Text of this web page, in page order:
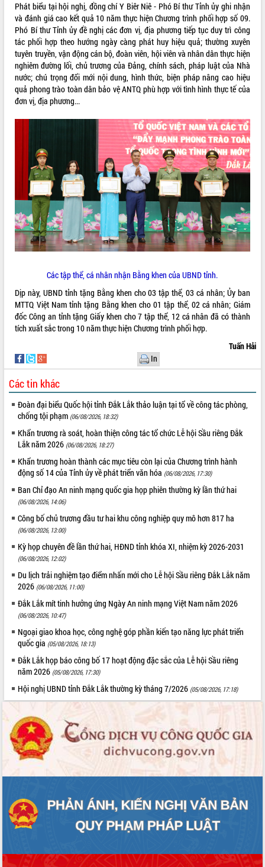
Phát biểu tại hội nghị, đồng chí Y Biêr Niê - Phó Bí thư Tỉnh ủy ghi nhận
và đánh giá cao kết quả 10 năm thực hiện Chương trình phối hợp số 09.
Phó Bí thư Tỉnh ủy đề nghị các đơn vị, địa phương tiếp tục duy trì công
tác phối hợp theo hướng ngày càng phát huy hiệu quả; thường xuyên
tuyên truyền, vận động cán bộ, đoàn viên, hội viên và nhân dân thực hiện
nghiêm đường lối, chủ trương của Đảng, chính sách, pháp luật của Nhà
nước; chú trọng đổi mới nội dung, hình thức, biện pháp nâng cao hiệu
quả phong trào toàn dân bảo vệ ANTQ phù hợp với tình hình thực tế của
đơn vị, địa phương...
Các tập thể, cá nhân nhận Bằng khen của UBND tỉnh.
Dịp này, UBND tỉnh tặng Bằng khen cho 03 tập thể, 03 cá nhân; Ủy ban
MTTQ Việt Nam tỉnh tặng Bằng khen cho 01 tập thể, 02 cá nhân; Giám
đốc Công an tỉnh tặng Giấy khen cho 7 tập thể, 12 cá nhân đã có thành
tích xuất sắc trong 10 năm thực hiện Chương trình phối hợp.
Tuấn Hải
In
Các tin khác
Đoàn đại biểu Quốc hội tỉnh Đắk Lắk thảo luận tại tổ về công tác phòng,
chống tội phạm (06/08/2026, 18:32)
Khẩn trương rà soát, hoàn thiện công tác tổ chức Lễ hội Sầu riêng Đắk
Lắk năm 2026 (06/08/2026, 18:27)
Khẩn trương hoàn thành các mục tiêu còn lại của Chương trình hành
động số 14 của Tỉnh ủy về phát triển văn hóa (06/08/2026, 17:30)
Ban Chỉ đạo An ninh mạng quốc gia họp phiên thường kỳ lần thứ hai
(06/08/2026, 14:06)
Công bố chủ trương đầu tư hai khu công nghiệp quy mô hơn 817 ha
(06/08/2026, 13:00)
Kỳ họp chuyên đề lần thứ hai, HĐND tỉnh khóa XI, nhiệm kỳ 2026-2031
(06/08/2026, 12:02)
Du lịch trải nghiệm tạo điểm nhấn mới cho Lễ hội Sầu riêng Đắk Lắk năm
2026 (06/08/2026, 11:00)
Đắk Lắk mít tinh hưởng ứng Ngày An ninh mạng Việt Nam năm 2026
(06/08/2026, 10:47)
Ngoại giao khoa học, công nghệ góp phần kiến tạo năng lực phát triển
quốc gia (05/08/2026, 18:13)
Đắk Lắk họp báo công bố 17 hoạt động đặc sắc của Lễ hội Sầu riêng
năm 2026 (05/08/2026, 17:30)
Hội nghị UBND tỉnh Đắk Lắk thường kỳ tháng 7/2026 (05/08/2026, 17:18)